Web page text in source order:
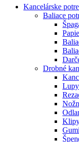
Kancelárske
Baliace
Drobné
Lupy